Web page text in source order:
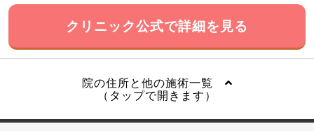
クリニック公式で詳細を見る
院の住所と他の施術一覧
（タップで開きます）